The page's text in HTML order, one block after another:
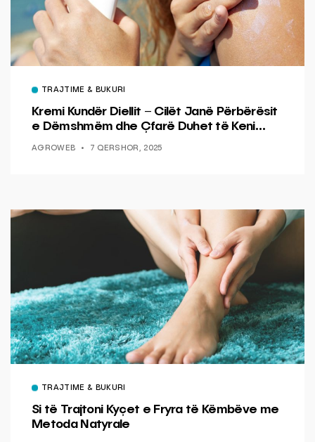
TRAJTIME & BUKURI
Kremi Kundër Diellit – Cilët Janë Përbërësit
e Dëmshmëm dhe Çfarë Duhet të Keni
AGROWEB 7 QERSHOR, 2025
TRAJTIME & BUKURI
Si të Trajtoni Kyçet e Fryra të Këmbëve me
Metoda Natyrale